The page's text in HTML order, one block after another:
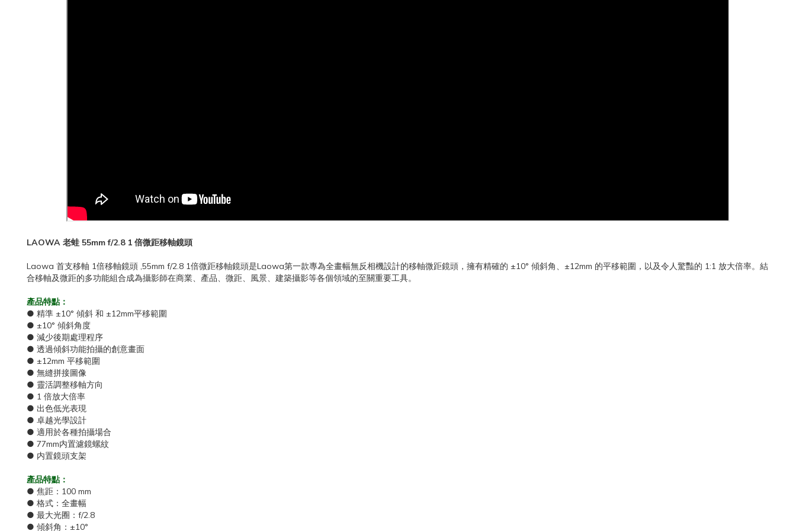
LAOWA 老蛙 55mm f/2.8 1 倍微距移軸鏡頭
Laowa 首支移軸 1倍移軸鏡頭 ,55mm f/2.8 1倍微距移軸鏡頭是Laowa第一款專為全畫幅無反相機設計的移軸微距鏡頭，擁有精確的 ±10° 傾斜角、±12mm 的平移範圍，以及令人驚豔的 1:1 放大倍率。結
合移軸及微距的多功能組合成為攝影師在商業、產品、微距、風景、建築攝影等各個領域的至關重要工具。
產品特點：
● 精準 ±10° 傾斜 和 ±12mm平移範圍
● ±10° 傾斜角度
● 減少後期處理程序
● 透過傾斜功能拍攝的創意畫面
● ±12mm 平移範圍
● 無縫拼接圖像
● 靈活調整移軸方向
● 1 倍放大倍率
● 出色低光表現
● 卓越光學設計
● 適用於各種拍攝場合
● 77mm内置濾鏡螺紋
● 内置鏡頭支架
產品特點：
● 焦距：100 mm
● 格式：全畫幅
● 最大光圈：f/2.8
● 傾斜角：±10°